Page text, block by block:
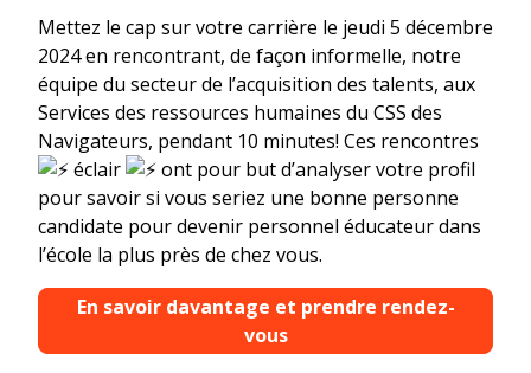
Mettez le cap sur votre carrière le jeudi 5 décembre
2024 en rencontrant, de façon informelle, notre
équipe du secteur de l’acquisition des talents, aux
Services des ressources humaines du CSS des
Navigateurs, pendant 10 minutes! Ces rencontres
éclair
ont pour but d’analyser votre profil
pour savoir si vous seriez une bonne personne
candidate pour devenir personnel éducateur dans
l’école la plus près de chez vous.
En savoir davantage et prendre rendez-
vous